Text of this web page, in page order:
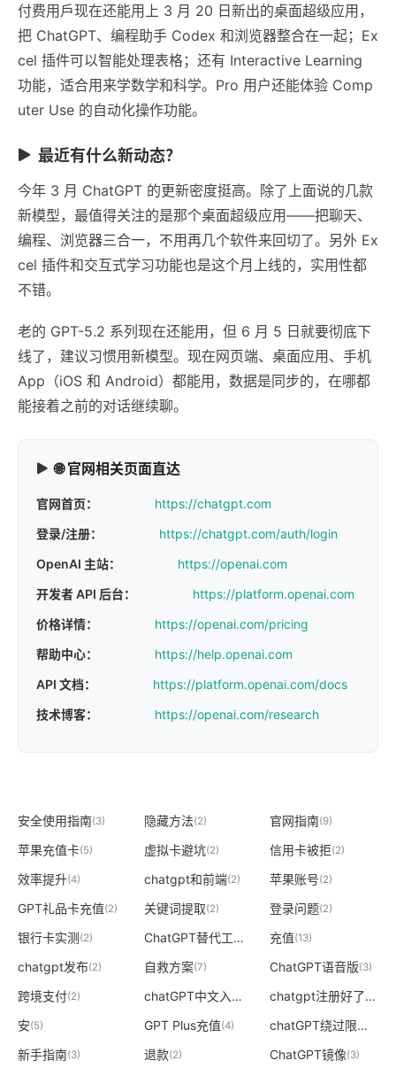
付费用戶现在还能用上 3 月 20 日新出的桌面超级应用，
把 ChatGPT、编程助手 Codex 和浏览器整合在一起；Ex
cel 插件可以智能处理表格；还有 Interactive Learning
功能，适合用来学数学和科学。Pro 用户还能体验 Comp
uter Use 的自动化操作功能。
最近有什么新动态？
今年 3 月 ChatGPT 的更新密度挺高。除了上面说的几款
新模型，最值得关注的是那个桌面超级应用——把聊天、
编程、浏览器三合一，不用再几个软件来回切了。另外 Ex
cel 插件和交互式学习功能也是这个月上线的，实用性都
不错。
老的 GPT-5.2 系列现在还能用，但 6 月 5 日就要彻底下
线了，建议习惯用新模型。现在网页端、桌面应用、手机
App（iOS 和 Android）都能用，数据是同步的，在哪都
能接着之前的对话继续聊。
🌐 官网相关页面直达
官网首页：
https://chatgpt.com
登录/注册：
https://chatgpt.com/auth/login
OpenAI 主站：
https://openai.com
开发者 API 后台：
https://platform.openai.com
价格详情：
https://openai.com/pricing
帮助中心：
https://help.openai.com
API 文档：
https://platform.openai.com/docs
技术博客：
https://openai.com/research
安全使用指南(3) 隐藏方法(2) 官网指南(9)
苹果充值卡(5) 虚拟卡避坑(2) 信用卡被拒(2)
效率提升(4) chatgpt和前端(2) 苹果账号(2)
GPT礼品卡充值(2) 关键词提取(2) 登录问题(2)
银行卡实测(2) ChatGPT替代工具 充值(13)
chatgpt发布(2) 自救方案(7) ChatGPT语音版(3)
跨境支付(2) chatGPT中文入口 chatgpt注册好了
(2)
安(5) GPT Plus充值(4) chatGPT绕过限制
新手指南(3) 退款(2) ChatGPT镜像(3)